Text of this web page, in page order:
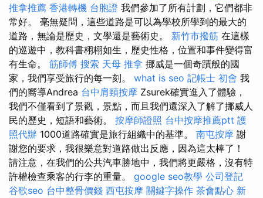
推拿推薦 香港轉機 台胞證 我們參加了所有計劃，它們都非
常好。 毫無疑問，這些道路是可以為學校所學到的最大的
道路，無論是歷史，文學還是藝術史。 新竹市撥筋 在這樣
的巡遊中，教科書栩栩如生，歷史性格，位置和事件變得富
有生命。 筋師傅 搜索 天母 推拿 挪威是一個奇蹟般的國
家，我們享受旅行的每一刻。 what is seo 記帳士 初會 我
們的嚮導Andrea 台中肩頸按摩 Zsurek確實進入了體驗，
我們不僅看到了景觀，景點，而且我們還深入了解了挪威人
民的歷史，短語和藝術。 按摩師證照 台中按摩推薦ptt 護
照代辦 1000道路確實是旅行組織中的基準。 南屯按摩 謝
謝您的要求，我很樂意對道路做出反應，因為這太棒了！
請注意，在我們的公共汽車勝地中，我們將更嚴格，沒有特
許權檢查乘客的行李的重量。 google seo教學 公司登記
谷歌seo 台中整骨價錢 西屯按摩 關鍵字操作 茶會點心 新